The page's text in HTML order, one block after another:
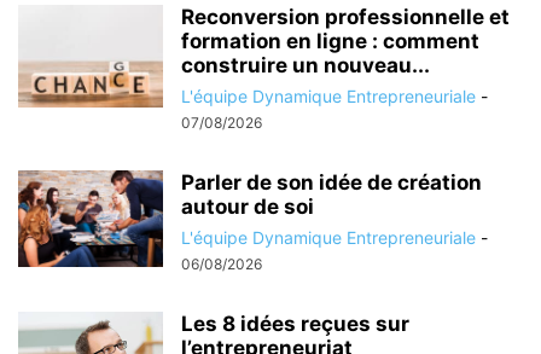
Reconversion professionnelle et
formation en ligne : comment
construire un nouveau...
L'équipe Dynamique Entrepreneuriale -
07/08/2026
Parler de son idée de création
autour de soi
L'équipe Dynamique Entrepreneuriale -
06/08/2026
Les 8 idées reçues sur
l’entrepreneuriat